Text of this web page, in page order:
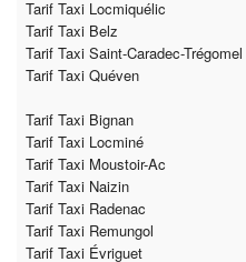
Tarif Taxi Locmiquélic
Tarif Taxi Belz
Tarif Taxi Saint-Caradec-Trégomel
Tarif Taxi Quéven
Tarif Taxi Bignan
Tarif Taxi Locminé
Tarif Taxi Moustoir-Ac
Tarif Taxi Naizin
Tarif Taxi Radenac
Tarif Taxi Remungol
Tarif Taxi Évriguet